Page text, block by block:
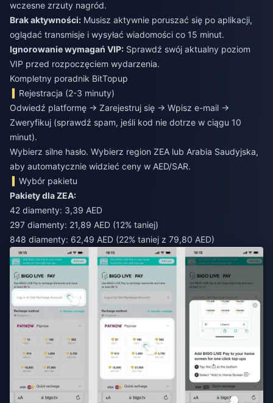
wczesne zrzuty nagród.
Brak aktywności: Musisz aktywnie poruszać się po aplikacji,
oglądać transmisje i wysyłać wiadomości co 15 minut.
Ignorowanie wymagań VIP: Sprawdź swój aktualny poziom
VIP przed rozpoczęciem wydarzenia.
Kompletny poradnik BitTopup
Rejestracja (2-3 minuty)
Odwiedź platformę → Zarejestruj się → Wpisz e-mail →
Zweryfikuj (sprawdź spam, jeśli kod nie dotrze w ciągu 10
minut).
Wybierz silne hasło. Wybierz region ZEA lub Arabia Saudyjska,
aby automatycznie widzieć ceny w AED/SAR.
Wybór pakietu
Pakiety dla ZEA:
42 diamenty: 3,39 AED
297 diamenty: 21,89 AED (12% taniej)
848 diamenty: 62,49 AED (22% taniej z 79,80 AED)